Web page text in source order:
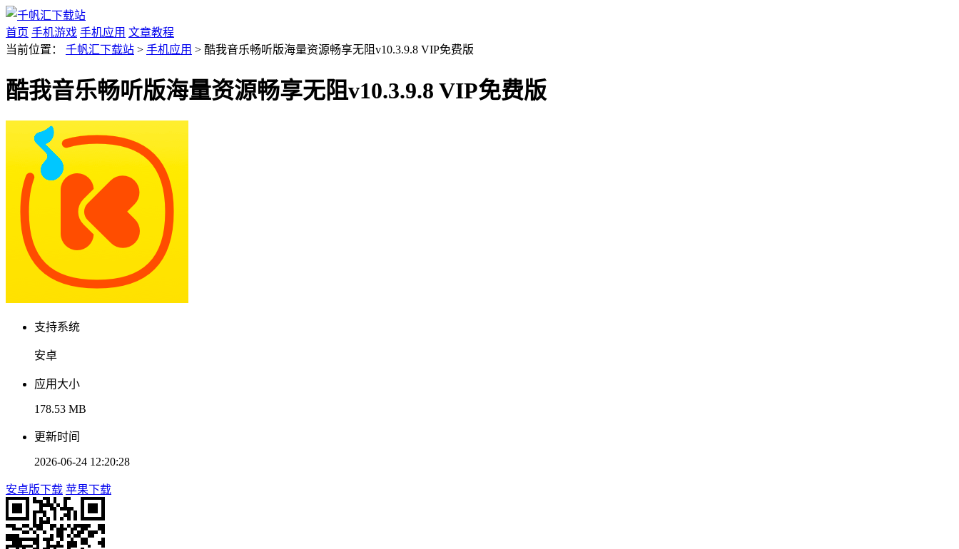
首页 手机游戏 手机应用 文章教程
当前位置： 千帆汇下载站 > 手机应用 > 酷我音乐畅听版海量资源畅享无阻v10.3.9.8 VIP免费版
酷我音乐畅听版海量资源畅享无阻v10.3.9.8 VIP免费版
支持系统
安卓
应用大小
178.53 MB
更新时间
2026-06-24 12:20:28
安卓版下载 苹果下载